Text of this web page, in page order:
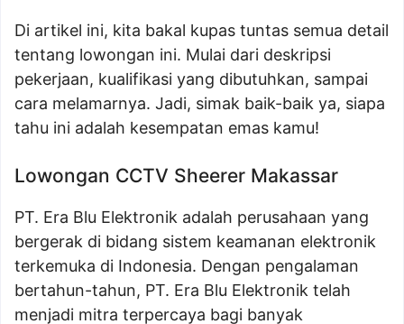
Di artikel ini, kita bakal kupas tuntas semua detail
tentang lowongan ini. Mulai dari deskripsi
pekerjaan, kualifikasi yang dibutuhkan, sampai
cara melamarnya. Jadi, simak baik-baik ya, siapa
tahu ini adalah kesempatan emas kamu!
Lowongan CCTV Sheerer Makassar
PT. Era Blu Elektronik adalah perusahaan yang
bergerak di bidang sistem keamanan elektronik
terkemuka di Indonesia. Dengan pengalaman
bertahun-tahun, PT. Era Blu Elektronik telah
menjadi mitra terpercaya bagi banyak